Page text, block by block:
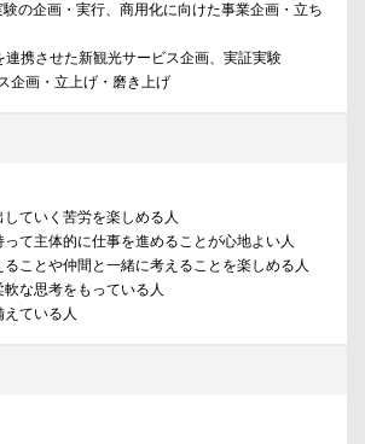
験の企画・実行、商用化に向けた事業企画・立ち
連携させた新観光サービス企画、実証実験
企画・立上げ・磨き上げ
していく苦労を楽しめる人
って主体的に仕事を進めることが心地よい人
ることや仲間と一緒に考えることを楽しめる人
軟な思考をもっている人
えている人